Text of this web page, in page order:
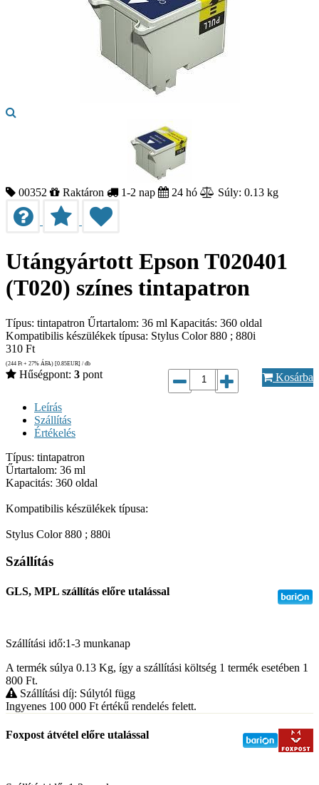
00352 Raktáron 1-2 nap 24 hó Súly: 0.13 kg
Utángyártott Epson T020401
(T020) színes tintapatron
Típus: tintapatron Űrtartalom: 36 ml Kapacitás: 360 oldal
Kompatibilis készülékek típusa: Stylus Color 880 ; 880i
310 Ft
(244 Ft + 27% ÁFA) [0.85EUR] / db
Hűségpont: 3 pont Kosárba
Leírás
Szállítás
Értékelés
Típus: tintapatron
Űrtartalom: 36 ml
Kapacitás: 360 oldal
Kompatibilis készülékek típusa:
Stylus Color 880 ; 880i
Szállítás
GLS, MPL szállítás előre utalással
Szállítási idő:1-3 munkanap
A termék súlya 0.13 Kg, így a szállítási költség 1 termék esetében 1
800 Ft.
Szállítási díj: Súlytól függ
Ingyenes 100 000 Ft értékű rendelés felett.
Foxpost átvétel előre utalással